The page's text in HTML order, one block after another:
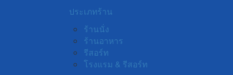
ประเภทร้าน
ร้านนั่ง
ร้านอาหาร
รีสอร์ท
โรงแรม & รีสอร์ท